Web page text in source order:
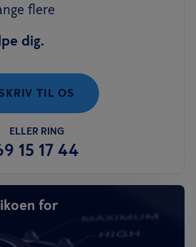
flere
dig.
TIL OS
ELLER RING
15 17 44
for